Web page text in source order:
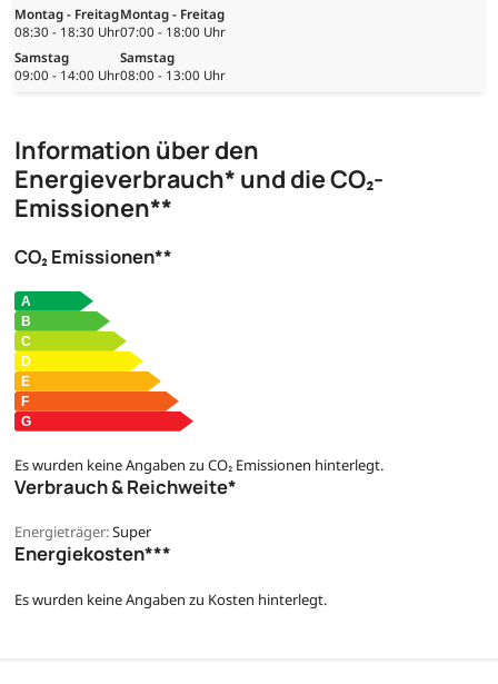
Montag - Freitag
08:30 - 18:30 Uhr
Samstag
09:00 - 14:00 Uhr
Montag - Freitag
07:00 - 18:00 Uhr
Samstag
08:00 - 13:00 Uhr
Information über den
Energieverbrauch* und die CO₂-
Emissionen**
CO₂ Emissionen**
Es wurden keine Angaben zu CO₂ Emissionen hinterlegt.
Verbrauch & Reichweite*
Energieträger:Super
Energiekosten***
Es wurden keine Angaben zu Kosten hinterlegt.